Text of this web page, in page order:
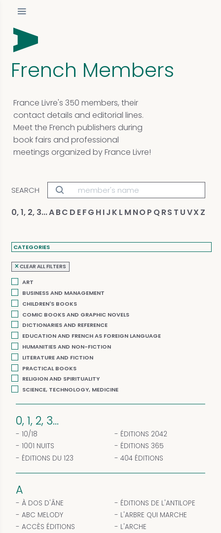
French Members
France Livre's 350 members, their
contact details and editorial lines.
Meet the French publishers during
book fairs and professional
meetings organized by France Livre!
SEARCH
0, 1, 2, 3...ABC D EFG HIJ K L MNOP QRS T UVX Z
CATEGORIES
CLEAR ALL FILTERS
ART
BUSINESS AND MANAGEMENT
CHILDREN'S BOOKS
COMIC BOOKS AND GRAPHIC NOVELS
DICTIONARIES AND REFERENCE
EDUCATION AND FRENCH AS FOREIGN LANGUAGE
HUMANITIES AND NON-FICTION
LITERATURE AND FICTION
PRACTICAL BOOKS
RELIGION AND SPIRITUALITY
SCIENCE, TECHNOLOGY, MEDICINE
0, 1, 2, 3...
10/18
1001 NUITS
ÉDITIONS DU 123
ÉDITIONS 2042
ÉDITIONS 365
404 ÉDITIONS
A
À DOS D'ÂNE
ABC MELODY
ACCÈS ÉDITIONS
ÉDITIONS DE L'ANTILOPE
L'ARBRE QUI MARCHE
L'ARCHE